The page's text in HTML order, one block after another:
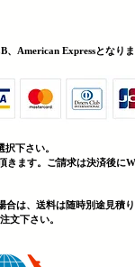
、American Expressとなり
下さい。
きます。ご請求は決済後に
合は、送料は随時別途見積
文下さい。